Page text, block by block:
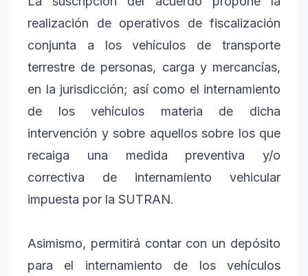
realización de operativos de fiscalización
conjunta a los vehículos de transporte
terrestre de personas, carga y mercancías,
en la jurisdicción; así como el internamiento
de los vehículos materia de dicha
intervención y sobre aquellos sobre los que
recaiga una medida preventiva y/o
correctiva de internamiento vehicular
impuesta por la SUTRAN.
Asimismo, permitirá contar con un depósito
para el internamiento de los vehículos